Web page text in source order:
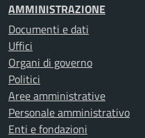
AMMINISTRAZIONE
Documenti e dati
Uffici
Organi di governo
Politici
Aree amministrative
Personale amministrativo
Enti e fondazioni